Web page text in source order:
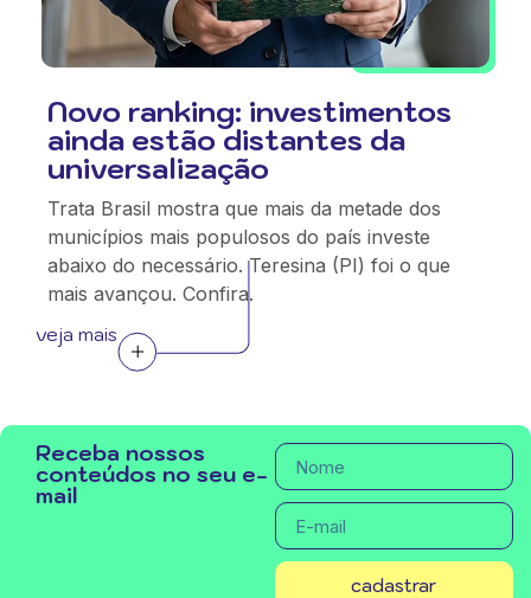
Novo ranking: investimentos
ainda estão distantes da
universalização
Trata Brasil mostra que mais da metade dos
municípios mais populosos do país investe
abaixo do necessário. Teresina (PI) foi o que
mais avançou. Confira.
veja mais
Receba nossos
conteúdos no seu e-
mail
cadastrar